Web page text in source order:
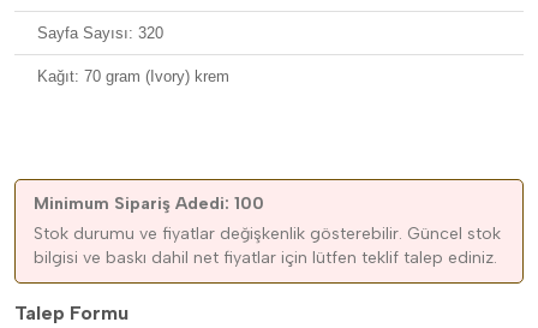
Sayfa Sayısı: 320
Kağıt: 70 gram (Ivory) krem
Minimum Sipariş Adedi: 100
Stok durumu ve fiyatlar değişkenlik gösterebilir. Güncel stok
bilgisi ve baskı dahil net fiyatlar için lütfen teklif talep ediniz.
Talep Formu